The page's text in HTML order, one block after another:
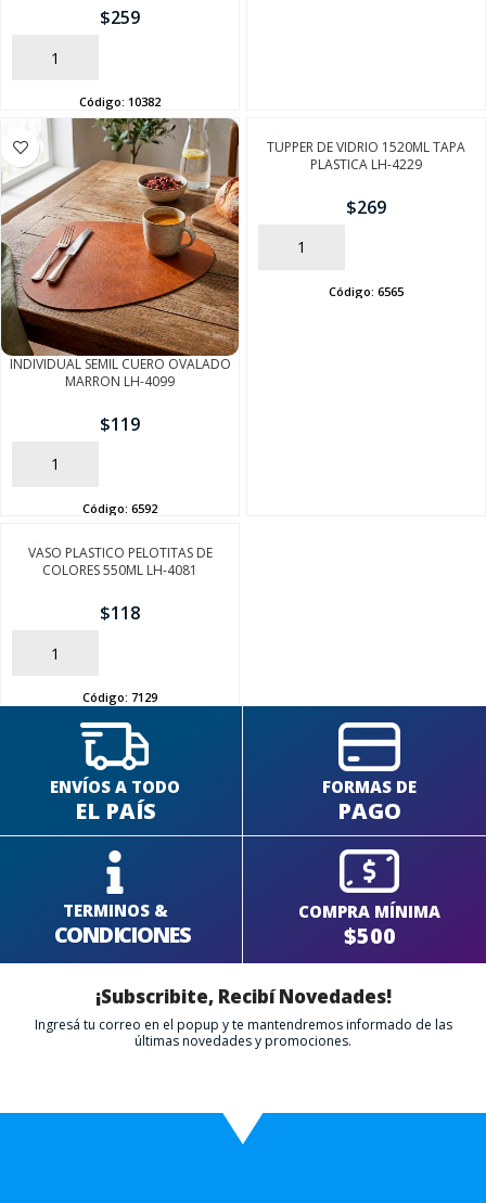
$259
AÑADIR
Código: 10382
INDIVIDUAL SEMIL CUERO OVALADO
MARRON LH-4099
$119
AÑADIR
Código: 6592
TUPPER DE VIDRIO 1520ML TAPA
PLASTICA LH-4229
$269
AÑADIR
Código: 6565
VASO PLASTICO PELOTITAS DE
COLORES 550ML LH-4081
$118
AÑADIR
Código: 7129
ENVÍOS A TODO
EL PAÍS
FORMAS DE
PAGO
TERMINOS &
CONDICIONES
COMPRA MÍNIMA
$500
¡Subscribite, Recibí Novedades!
Ingresá tu correo en el popup y te mantendremos informado de las
últimas novedades y promociones.
SEGUÍ COMPRANDO